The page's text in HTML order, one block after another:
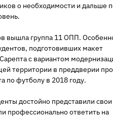
о необходимости и дальше
вышла группа 11 ОПП.
подготовивших макет
с вариантом
территории в преддверии
по футболу в 2018 году.
достойно представили свои
профессионально ответить на